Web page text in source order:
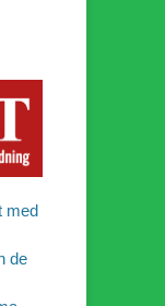
med
de